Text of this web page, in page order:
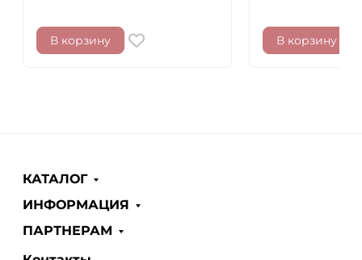
В корзину В корзину
КАТАЛОГ
ИНФОРМАЦИЯ
ПАРТНЕРАМ